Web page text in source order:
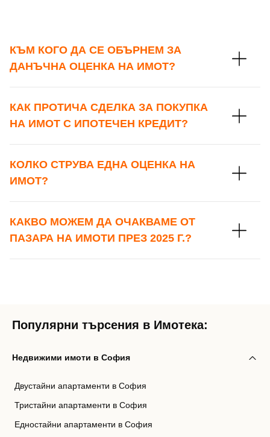
Забравена парола?
Вход
Вход като гост
Вход с Facebook
КЪМ КОГО ДА СЕ ОБЪРНЕМ ЗА
ДАНЪЧНА ОЦЕНКА НА ИМОТ?
КАК ПРОТИЧА СДЕЛКА ЗА ПОКУПКА
НА ИМОТ С ИПОТЕЧЕН КРЕДИТ?
КОЛКО СТРУВА ЕДНА ОЦЕНКА НА
ИМОТ?
КАКВО МОЖЕМ ДА ОЧАКВАМЕ ОТ
ПАЗАРА НА ИМОТИ ПРЕЗ 2025 Г.?
▼
Вашето запитване стигна до нас. Ще
се обадим възможно най-бързо.
Популярни търсения в Имотека:
Недвижими имоти в София
Двустайни апартаменти в София
Тристайни апартаменти в София
Едностайни апартаменти в София